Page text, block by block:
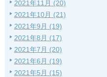
2021年11月 (20)
2021年10月 (21)
2021年9月 (19)
2021年8月 (17)
2021年7月 (20)
2021年6月 (19)
2021年5月 (15)